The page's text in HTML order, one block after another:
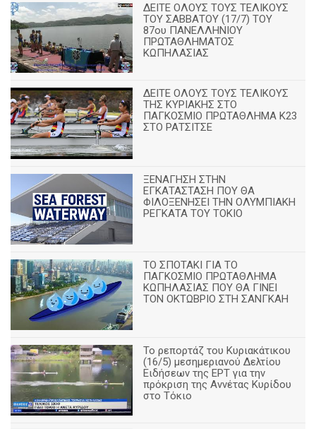
ΔΕΙΤΕ ΟΛΟΥΣ ΤΟΥΣ ΤΕΛΙΚΟΥΣ
ΤΟΥ ΣΑΒΒΑΤΟΥ (17/7) ΤΟΥ
87ου ΠΑΝΕΛΛΗΝΙΟΥ
ΠΡΩΤΑΘΛΗΜΑΤΟΣ
ΚΩΠΗΛΑΣΙΑΣ
ΔΕΙΤΕ ΟΛΟΥΣ ΤΟΥΣ ΤΕΛΙΚΟΥΣ
ΤΗΣ ΚΥΡΙΑΚΗΣ ΣΤΟ
ΠΑΓΚΟΣΜΙΟ ΠΡΩΤΑΘΛΗΜΑ Κ23
ΣΤΟ ΡΑΤΣΙΤΣΕ
ΞΕΝΑΓΗΣΗ ΣΤΗΝ
ΕΓΚΑΤΑΣΤΑΣΗ ΠΟΥ ΘΑ
ΦΙΛΟΞΕΝΗΣΕΙ ΤΗΝ ΟΛΥΜΠΙΑΚΗ
ΡΕΓΚΑΤΑ ΤΟΥ ΤΟΚΙΟ
ΤΟ ΣΠΟΤΑΚΙ ΓΙΑ ΤΟ
ΠΑΓΚΟΣΜΙΟ ΠΡΩΤΑΘΛΗΜΑ
ΚΩΠΗΛΑΣΙΑΣ ΠΟΥ ΘΑ ΓΙΝΕΙ
ΤΟΝ ΟΚΤΩΒΡΙΟ ΣΤΗ ΣΑΝΓΚΑΗ
Το ρεπορτάζ του Κυριακάτικου
(16/5) μεσημεριανού Δελτίου
Ειδήσεων της ΕΡΤ για την
πρόκριση της Αννέτας Κυρίδου
στο Τόκιο